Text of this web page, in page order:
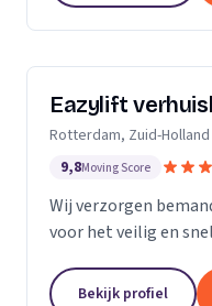
Eazylift
Rotterdam, Zuid-Holland
9,8Moving Score
Wij verzorgen
voor het veilig en
Bekijk profiel